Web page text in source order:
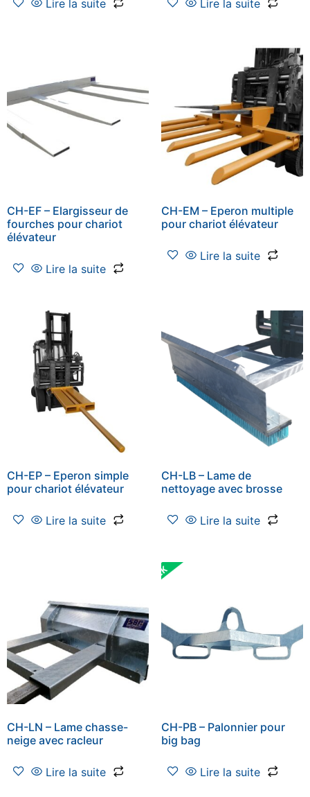
Lire la suite Lire la suite
CH-EF – Elargisseur de
fourches pour chariot
élévateur
Lire la suite
CH-EM – Eperon multiple
pour chariot élévateur
Lire la suite
CH-EP – Eperon simple
pour chariot élévateur
Lire la suite
CH-LB – Lame de
nettoyage avec brosse
Lire la suite
CH-LN – Lame chasse-
neige avec racleur
Lire la suite
CH-PB – Palonnier pour
big bag
Lire la suite